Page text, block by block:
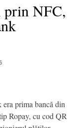
prin NFC,
prima bancă din
Ropay, cu cod QR